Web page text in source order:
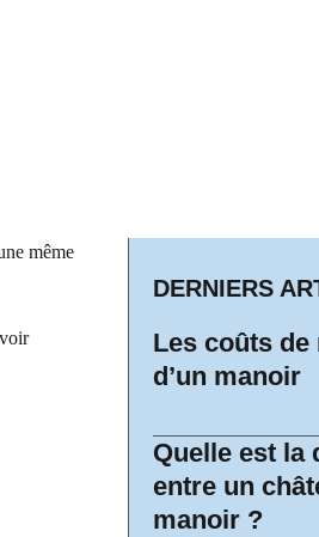
même
DERNIERS
Les coûts de
d’un manoir
Quelle est la
entre un
manoir ?